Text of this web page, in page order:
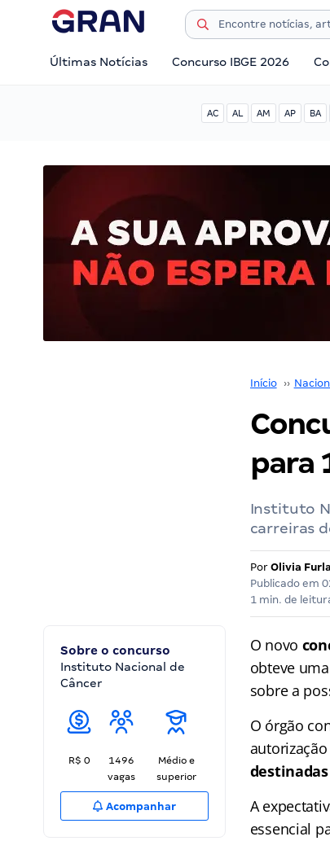
Últimas Notícias Concurso IBGE 2026
AC AL AM AP BA
Início ››
para
Instituto
carreiras
Por Olivia
Publicado em
1 min. de
Sobre o concurso
Instituto Nacional de
Câncer
R$ 0
1496
vagas
Médio e
superior
Acompanhar
O novo
obteve
sobre a
O órgão
A
essencial